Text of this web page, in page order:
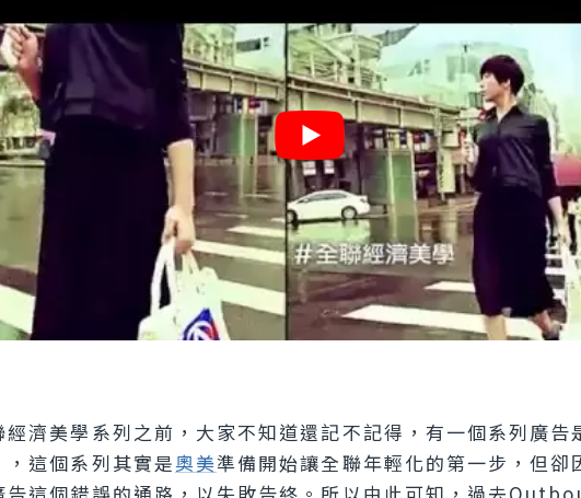
經濟美學系列之前，大家不知道還記不記得，有一個系列廣告
，這個系列其實是奧美準備開始讓全聯年輕化的第一步，但卻